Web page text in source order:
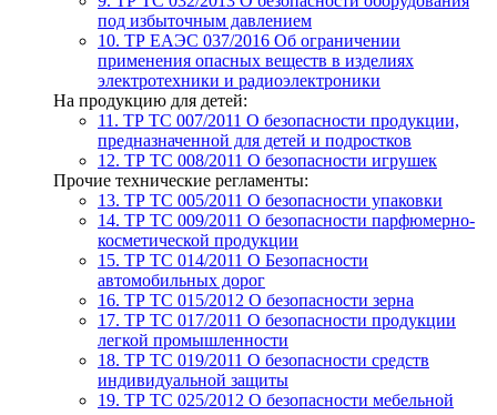
под избыточным давлением
10. ТР ЕАЭС 037/2016 Об ограничении
применения опасных веществ в изделиях
электротехники и радиоэлектроники
На продукцию для детей:
11. ТР ТС 007/2011 О безопасности продукции,
предназначенной для детей и подростков
12. ТР ТС 008/2011 О безопасности игрушек
Прочие технические регламенты:
13. ТР ТС 005/2011 О безопасности упаковки
14. ТР ТС 009/2011 О безопасности парфюмерно-
косметической продукции
15. ТР ТС 014/2011 О Безопасности
автомобильных дорог
16. ТР ТС 015/2012 О безопасности зерна
17. ТР ТС 017/2011 О безопасности продукции
легкой промышленности
18. ТР ТС 019/2011 О безопасности средств
индивидуальной защиты
19. ТР ТС 025/2012 О безопасности мебельной